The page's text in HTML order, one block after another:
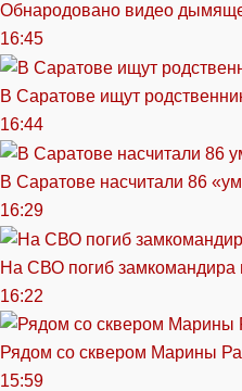
Обнародовано видео
16:45
В Саратове ищут
16:44
В Саратове насчитали 86
16:29
На СВО погиб замкомандира
16:22
Рядом со сквером Марины
15:59